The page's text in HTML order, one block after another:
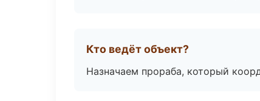
Кто ведёт объект?
Назначаем прораба, который